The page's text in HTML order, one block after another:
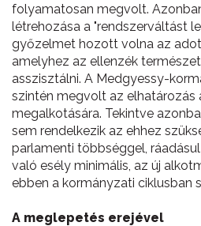
folyamatosan megvolt.
létrehozása a "rendszerváltást
győzelmet hozott volna az
amelyhez az ellenzék
asszisztálni. A Medgyessy-
szintén megvolt az elhatározás
megalkotására. Tekintve
sem rendelkezik az ehhez
parlamenti többséggel,
való esély minimális, az új
ebben a kormányzati ciklusban
A meglepetés erejével